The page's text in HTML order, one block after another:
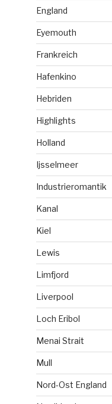
England
Eyemouth
Frankreich
Hafenkino
Hebriden
Highlights
Holland
Ijsselmeer
Industrieromantik
Kanal
Kiel
Lewis
Limfjord
Liverpool
Loch Eribol
Menai Strait
Mull
Nord-Ost England